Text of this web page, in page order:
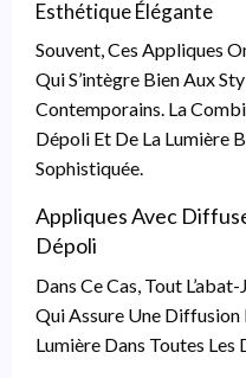
Esthétique Élégante
Souvent, Ces Appliques
Qui S’intègre Bien Aux
Contemporains. La
Dépoli Et De La Lumière
Sophistiquée.
Appliques Avec
Dépoli
Dans Ce Cas, Tout
Qui Assure Une
Lumière Dans Toutes Les